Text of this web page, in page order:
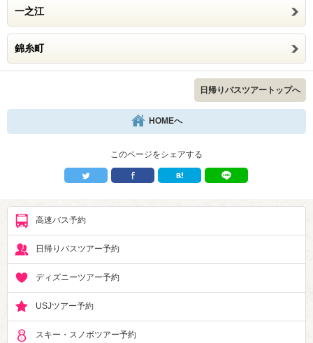
一之江
錦糸町
日帰りバスツアートップへ
HOMEへ
このページをシェアする
高速バス予約
日帰りバスツアー予約
ディズニーツアー予約
USJツアー予約
スキー・スノボツアー予約